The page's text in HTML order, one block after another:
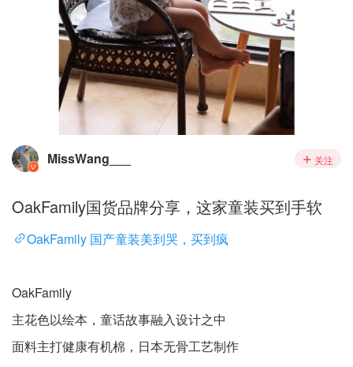
MissWang___ 关注
OakFamily国货品牌分享，这家童装买到手软
OakFamily 国产童装美到哭，买到疯
OakFamily
主花色以绘本，童话故事融入设计之中
面料主打健康有机棉，日本无骨工艺制作